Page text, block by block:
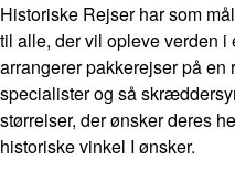
Historiske Rejser har som
til alle, der vil opleve verden i
arrangerer pakkerejser på
specialister og så
størrelser, der ønsker deres
historiske vinkel I ønsker.